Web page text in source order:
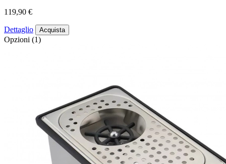
119,90 €
Dettaglio Acquista
Opzioni (1)